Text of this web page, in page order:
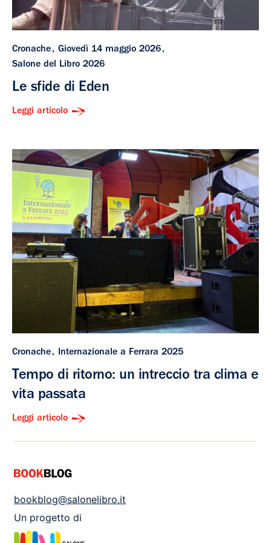
Cronache
Giovedì 14 maggio 2026
Salone del Libro 2026
Le sfide di Eden
Leggi articolo
Cronache Internazionale a Ferrara 2025
Tempo di ritorno: un intreccio tra clima e
vita passata
Leggi articolo
bookblog@salonelibro.it
Un progetto di